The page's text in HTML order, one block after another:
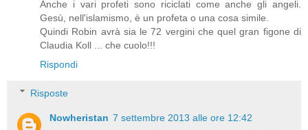
Anche i vari profeti sono riciclati come anche gli angeli.
Gesù, nell'islamismo, è un profeta o una cosa simile.
Quindi Robin avrà sia le 72 vergini che quel gran figone di
Claudia Koll ... che cuolo!!!
Rispondi
Risposte
Nowheristan 7 settembre 2013 alle ore 12:42